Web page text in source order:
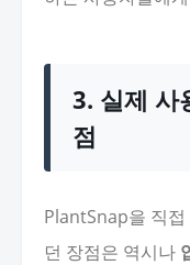
3. 실제 사
점
PlantSnap을 직
던 장점은 역시나